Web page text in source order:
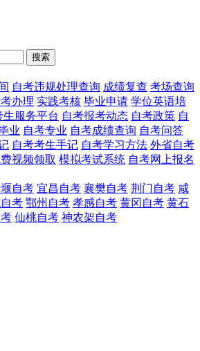
搜索
自考违规处理查询 成绩复查 考场查询
办理 实践考核 毕业申请 学位英语培
生服务平台 自考报考动态 自考政策 自
业 自考专业 自考成绩查询 自考问答
自考考生手记 自考学习方法 外省自考
视频领取 模拟考试系统 自考网上报名
自考 宜昌自考 襄樊自考 荆门自考 咸
考 鄂州自考 孝感自考 黄冈自考 黄石
仙桃自考 神农架自考